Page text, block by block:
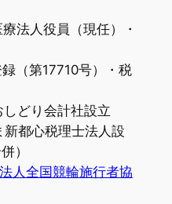
法人役員（現任）・
（第17710号）・税
どり会計社設立
都心税理士法人設
）
人全国競輪施行者協